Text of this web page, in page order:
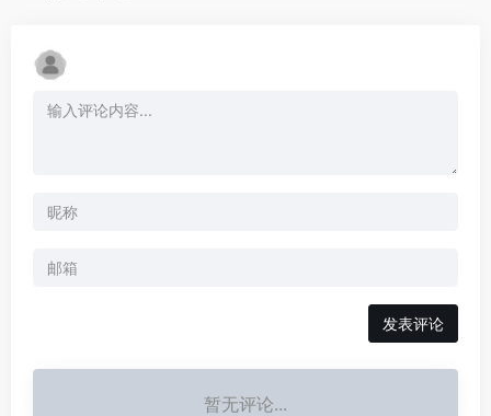
发表评论
暂无评论...